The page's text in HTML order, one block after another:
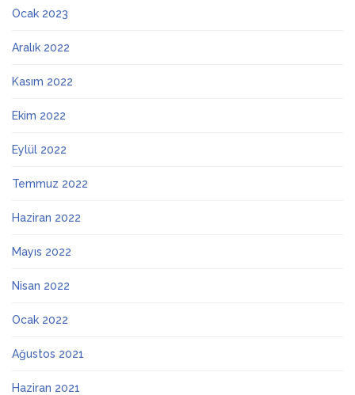
Ocak 2023
Aralık 2022
Kasım 2022
Ekim 2022
Eylül 2022
Temmuz 2022
Haziran 2022
Mayıs 2022
Nisan 2022
Ocak 2022
Ağustos 2021
Haziran 2021